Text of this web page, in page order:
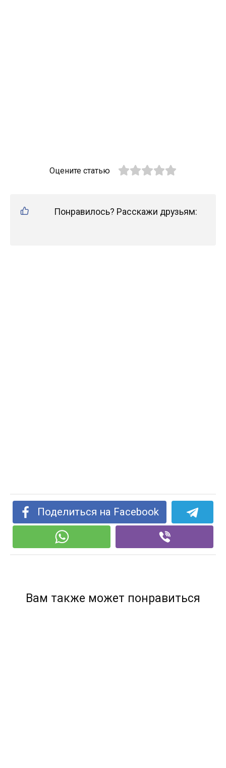
Оцените статью
Понравилось? Расскажи друзьям:
Поделиться на Facebook
Вам также может понравиться